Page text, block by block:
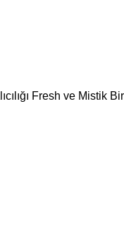
Fresh ve Mistik Bir